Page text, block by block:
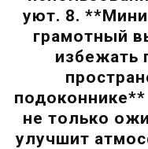
уют. 8.
грамотный
избежать
не только
улучшит